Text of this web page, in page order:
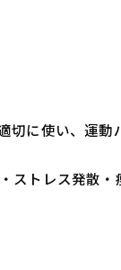
に使い、運動
トレス発散